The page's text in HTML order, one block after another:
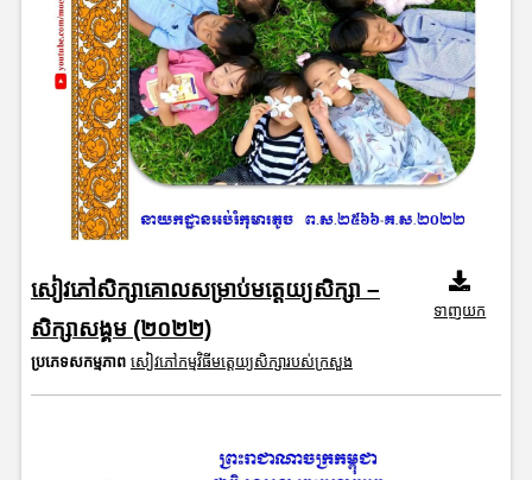
សៀវភៅសិក្សាគោលសម្រាប់មត្តេយ្យសិក្សា –
សិក្សាសង្គម (២០២២)
ប្រភេទសកម្មភាព សៀវភៅកម្មវិធីមត្តេយ្យសិក្សារបស់ក្រសួង
ទាញយក